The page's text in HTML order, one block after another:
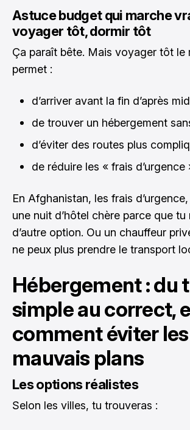
Astuce budget qui marche
voyager tôt, dormir tôt
Ça paraît bête. Mais voyager tôt le
permet :
d’arriver avant la fin d’après
de trouver un hébergement
d’éviter des routes plus
de réduire les « frais d’urgence
En Afghanistan, les frais
une nuit d’hôtel chère parce que tu
d’autre option. Ou un chauffeur
ne peux plus prendre le transport
Hébergement : du
simple au correct,
comment éviter les
mauvais plans
Les options réalistes
Selon les villes, tu trouveras :